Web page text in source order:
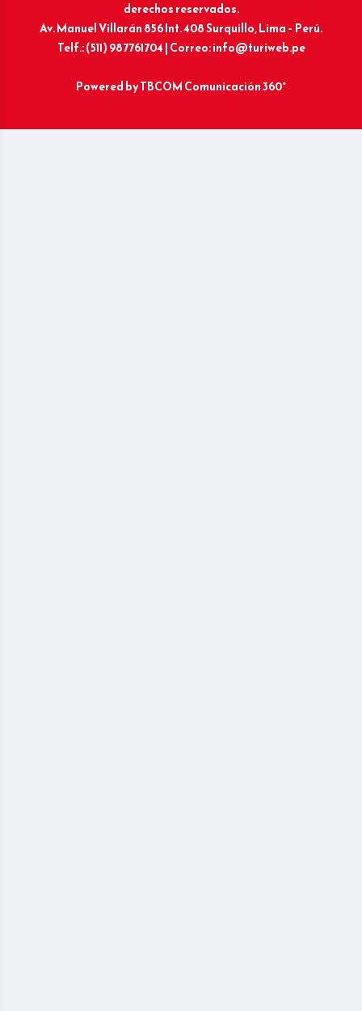
derechos reservados.
Av. Manuel Villarán 856 Int. 408 Surquillo, Lima – Perú.
Telf.: (511) 987761704 | Correo: info@turiweb.pe
Powered byTBCOM Comunicación 360°